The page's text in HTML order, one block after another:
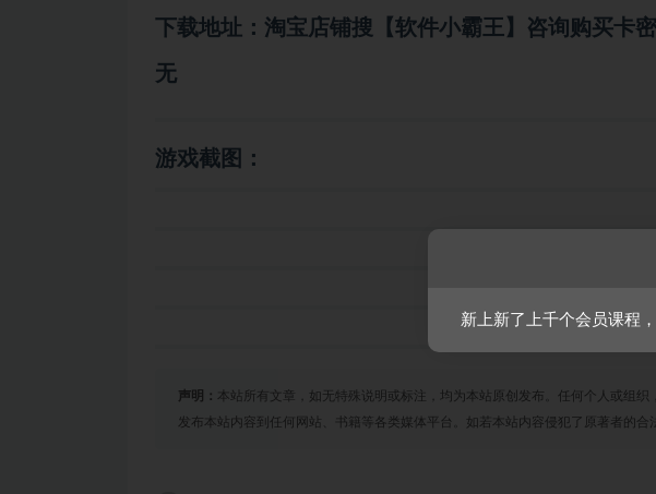
下载地址：淘宝店铺搜【软件小霸王】咨询购买卡
无
游戏截图：
声明： 本站所有文章，如无特殊说明或标注，均为本站原创发布。任何个人或组织
发布本站内容到任何网站、书籍等各类媒体平台。如若本站内容侵犯了原著者的合
新上新了上千个会员课程